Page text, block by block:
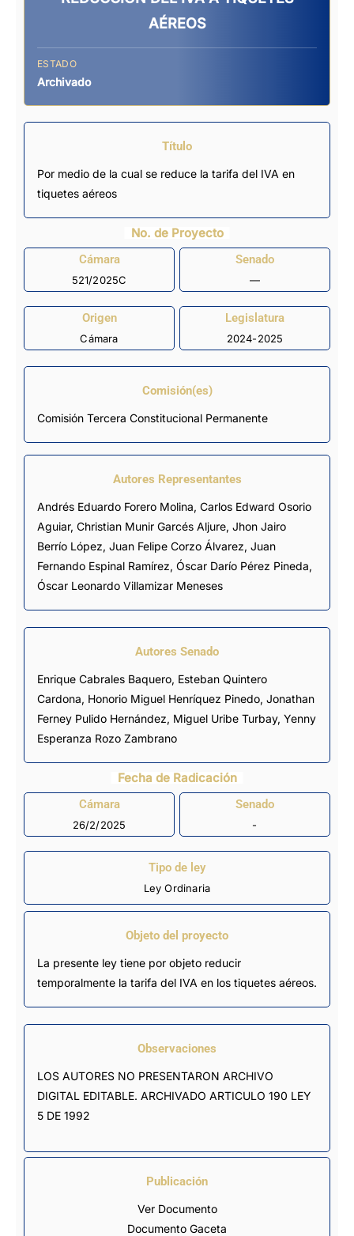
AÉREOS
ESTADO
Archivado
Título
Por medio de la cual se reduce la tarifa del IVA en
tiquetes aéreos
No. de Proyecto
Cámara
521/2025C
Senado
—
Origen
Cámara
Legislatura
2024-2025
Comisión(es)
Comisión Tercera Constitucional Permanente
Autores Representantes
Andrés Eduardo Forero Molina, Carlos Edward Osorio
Aguiar, Christian Munir Garcés Aljure, Jhon Jairo
Berrío López, Juan Felipe Corzo Álvarez, Juan
Fernando Espinal Ramírez, Óscar Darío Pérez Pineda,
Óscar Leonardo Villamizar Meneses
Autores Senado
Enrique Cabrales Baquero, Esteban Quintero
Cardona, Honorio Miguel Henríquez Pinedo, Jonathan
Ferney Pulido Hernández, Miguel Uribe Turbay, Yenny
Esperanza Rozo Zambrano
Fecha de Radicación
Cámara
26/2/2025
Senado
-
Tipo de ley
Ley Ordinaria
Objeto del proyecto
La presente ley tiene por objeto reducir
temporalmente la tarifa del IVA en los tiquetes aéreos.
Observaciones
LOS AUTORES NO PRESENTARON ARCHIVO
DIGITAL EDITABLE. ARCHIVADO ARTICULO 190 LEY
5 DE 1992
Publicación
Ver Documento
Documento Gaceta